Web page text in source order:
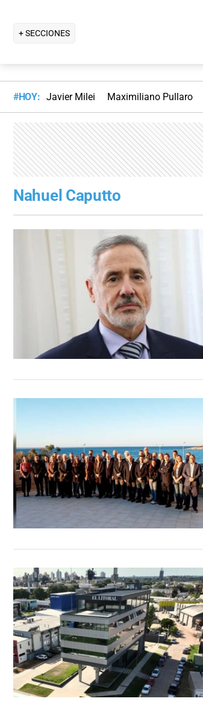
+ SECCIONES
#HOY: Javier Milei Maximiliano Pullaro
Nahuel Caputto